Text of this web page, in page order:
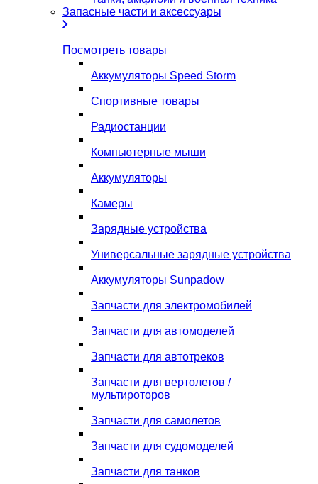
Запасные части и аксессуары
Посмотреть товары
Аккумуляторы Speed Storm
Спортивные товары
Радиостанции
Компьютерные мыши
Аккумуляторы
Камеры
Зарядные устройства
Универсальные зарядные устройства
Аккумуляторы Sunpadow
Запчасти для электромобилей
Запчасти для автомоделей
Запчасти для автотреков
Запчасти для вертолетов /
мультироторов
Запчасти для самолетов
Запчасти для судомоделей
Запчасти для танков